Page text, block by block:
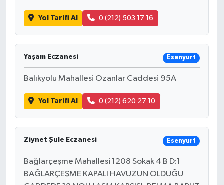
Yol Tarifi Al 0 (212) 503 17 16
Yaşam Eczanesi Esenyurt
Balıkyolu Mahallesi Ozanlar Caddesi 95A
Yol Tarifi Al 0 (212) 620 27 10
Ziynet Şule Eczanesi Esenyurt
Bağlarçeşme Mahallesi 1208 Sokak 4 B D:1
BAĞLARÇEŞME KAPALI HAVUZUN OLDUĞU